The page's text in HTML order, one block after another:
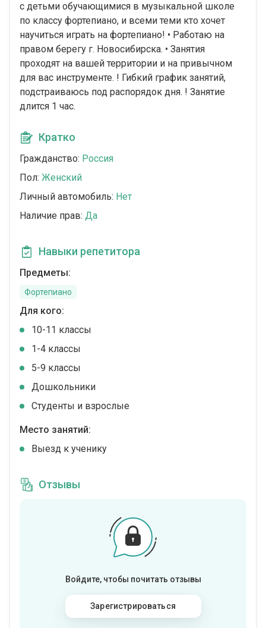
с детьми обучающимися в музыкальной школе
по классу фортепиано, и всеми теми кто хочет
научиться играть на фортепиано! • Работаю на
правом берегу г. Новосибирска. • Занятия
проходят на вашей территории и на привычном
для вас инструменте. ! Гибкий график занятий,
подстраиваюсь под распорядок дня. ! Занятие
длится 1 час.
Кратко
Гражданство: Россия
Пол: Женский
Личный автомобиль: Нет
Наличие прав: Да
Навыки репетитора
Предметы:
Фортепиано
Для кого:
10-11 классы
1-4 классы
5-9 классы
Дошкольники
Студенты и взрослые
Место занятий:
Выезд к ученику
Отзывы
Войдите, чтобы почитать отзывы
Зарегистрироваться